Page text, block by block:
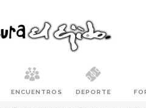
ENCUENTROS DEPORTE